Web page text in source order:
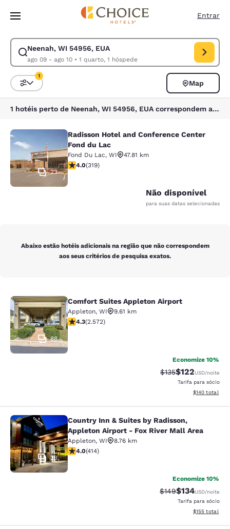
Pular Para Conteúdo Principal
Entrar
Neenah, WI 54956, EUA
ago 09 - ago 10• 1 quarto, 1 hóspede
Modificar pesquisa para Neenah, WI 54956, EUA. Data de check-in
Classificar e filtrar
1
Map
1 hotéis perto de Neenah, WI 54956, EUA correspondem aos seus filtros
Radisson Hotel and Conference
23
Radisson Hotel and Conference Center
Fond du Lac
Fond Du Lac, WI
47.81 km
classificação 4.05 estrelas. Muito bom. 319 avaliações
4.0(319)
Não disponível
para suas datas selecionadas
Abaixo estão hotéis adicionais na região que não correspondem
aos seus critérios de pesquisa exatos.
Comfort Suites Appleton Airport
88
Comfort Suites Appleton Airport
Appleton, WI
9.61 km
classificação 4.25 estrelas. Excelente. 2572
4.3(2.572)
Economize 10%
Tarifa anterior
$135Tarifa com
$122USD/noite
Tarifa para sócio
Exibir
$140 total
Country Inn & Suites by Radisson,
23
Country Inn & Suites by Radisson,
Appleton Airport - Fox River Mall Area
Appleton, WI
8.76 km
classificação 3.96 estrelas. Bom. 414 avaliações
4.0(414)
Economize 10%
Tarifa anterior
$149Tarifa com
$134USD/noite
Tarifa para sócio
Exibir
$155 total